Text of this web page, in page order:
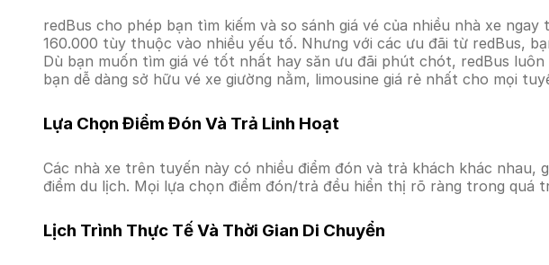
redBus cho phép bạn tìm kiếm và so sánh giá vé của nhiều nhà xe
160.000 tùy thuộc vào nhiều yếu tố. Nhưng với các ưu đãi từ redBus,
Dù bạn muốn tìm giá vé tốt nhất hay săn ưu đãi phút chót, redBus
bạn dễ dàng sở hữu vé xe giường nằm, limousine giá rẻ nhất cho mọi
Lựa Chọn Điểm Đón Và Trả Linh Hoạt
Các nhà xe trên tuyến này có nhiều điểm đón và trả khách khác nhau,
điểm du lịch. Mọi lựa chọn điểm đón/trả đều hiển thị rõ ràng trong
Lịch Trình Thực Tế Và Thời Gian Di Chuyển